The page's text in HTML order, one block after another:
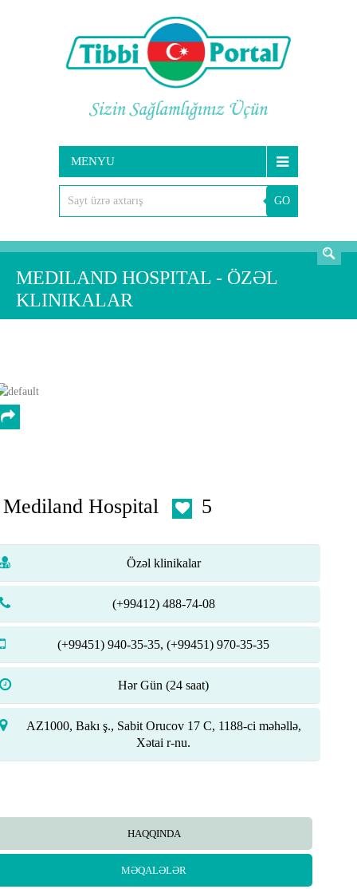
MENYU
GO
AXTARIŞ
MEDILAND HOSPITAL - ÖZƏL
KLINIKALAR
Mediland Hospital 5
Özəl klinikalar
(+99412) 488-74-08
(+99451) 940-35-35, (+99451) 970-35-35
Hər Gün (24 saat)
AZ1000, Bakı ş., Sabit Orucov 17 C, 1188-ci məhəllə,
Xətai r-nu.
HAQQINDA
MƏQALƏLƏR